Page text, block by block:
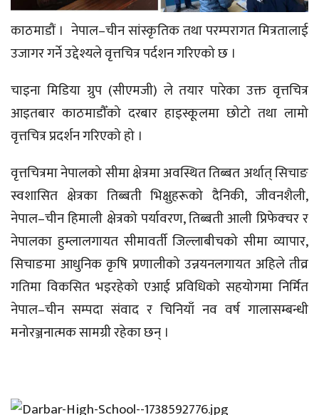
काठमाडौं । नेपाल–चीन सांस्कृतिक तथा परम्परागत मित्रतालाई
उजागर गर्ने उद्देश्यले वृत्तचित्र पर्दशन गरिएको छ ।
चाइना मिडिया ग्रुप (सीएमजी) ले तयार पारेका उक्त वृत्तचित्र
आइतबार काठमाडौँको दरबार हाइस्कूलमा छोटो तथा लामो
वृत्तचित्र प्रदर्शन गरिएको हो ।
वृत्तचित्रमा नेपालको सीमा क्षेत्रमा अवस्थित तिब्बत अर्थात् सिचाङ
स्वशासित क्षेत्रका तिब्बती भिक्षुहरूको दैनिकी, जीवनशैली,
नेपाल–चीन हिमाली क्षेत्रको पर्यावरण, तिब्बती आली प्रिफेक्चर र
नेपालका हुम्लालगायत सीमावर्ती जिल्लाबीचको सीमा व्यापार,
सिचाङमा आधुनिक कृषि प्रणालीको उन्नयनलगायत अहिले तीव्र
गतिमा विकसित भइरहेको एआई प्रविधिको सहयोगमा निर्मित
नेपाल–चीन सम्पदा संवाद र चिनियाँ नव वर्ष गालासम्बन्धी
मनोरञ्जनात्मक सामग्री रहेका छन् ।